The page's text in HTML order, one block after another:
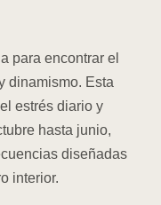
para encontrar el
dinamismo. Esta
estrés diario y
hasta junio,
diseñadas
interior.